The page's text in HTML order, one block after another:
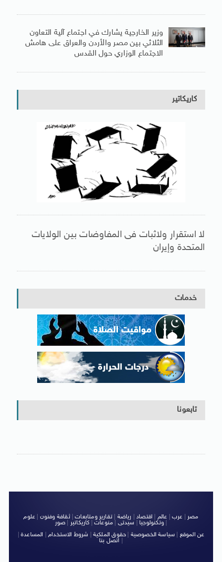
وزير الخارجية يشارك في اجتماع آلية التعاون
الثلاثي بين مصر والأردن والعراق على هامش
الاجتماع الوزاري حول القدس
كاريكاتير
لا استقرار ولاثبات فى المفاوضات بين الولايات
المتحدة وإيران
خدمات
تابعونا
مصر عرب عالم اقتصاد رياضة |تقارير ومتابعات|ثقافة وفنون
علوم
وتكنولوجيا| سيدتى منوعات كاريكاتير صور
|
عن الموقع
سياسة الخصوصية حقوق الملكية شروط الاستخدام| المساعدة|
اتصل بنا